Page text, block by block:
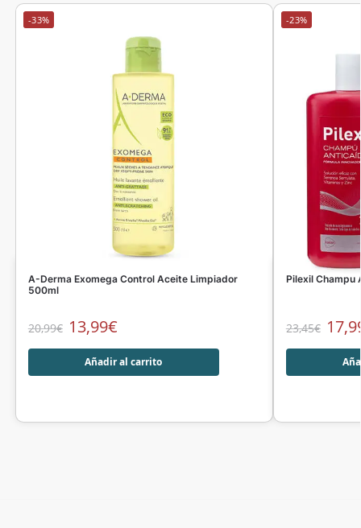
-33%
A-Derma Exomega Control Aceite Limpiador
500ml
20,99€ 13,99€
Añadir al carrito
-23%
Pilexil Champu
23,45€